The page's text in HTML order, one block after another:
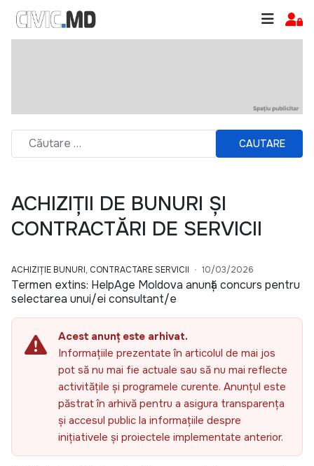
CAUTARE
ACHIZIȚII DE BUNURI ȘI
CONTRACTĂRI DE SERVICII
ACHIZIȚIE BUNURI, CONTRACTARE SERVICII 10/03/2026
Termen extins: HelpAge Moldova anunță concurs pentru
selectarea unui/ei consultant/e
Acest anunț este arhivat.
Informațiile prezentate în articolul de mai jos
pot să nu mai fie actuale sau să nu mai reflecte
activitățile și programele curente. Anunțul este
păstrat în arhivă pentru a asigura transparența
și accesul public la informațiile despre
inițiativele și proiectele implementate anterior.